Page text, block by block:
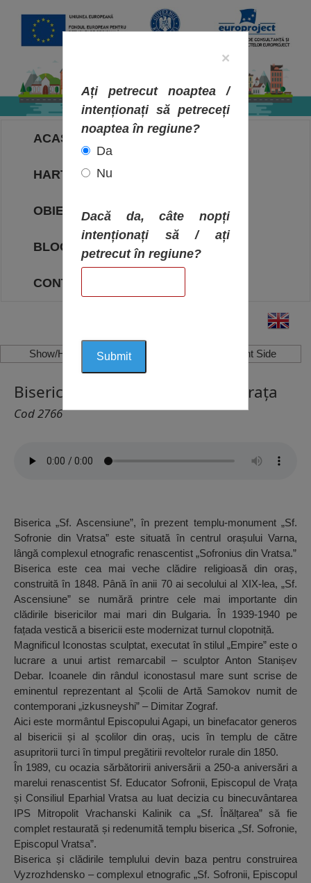
ACASA
HARTA OBIECTIVELOR
OBIECTIVE
BLOG
CONTACT
Show/Hide Left Side Show/Hide Right Side
Biserica “Sofronius” din Vrața, Vrața
Cod 2766
Biserica „Sf. Ascensiune”, în prezent templu-monument „Sf.
Sofronie din Vratsa” este situată în centrul orașului Varna,
lângă complexul etnografic renascentist „Sofronius din Vratsa.”
Biserica este cea mai veche clădire religioasă din oraș,
construită în 1848. Până în anii 70 ai secolului al XIX-lea, „Sf.
Ascensiune” se numără printre cele mai importante din
clădirile bisericilor mai mari din Bulgaria. În 1939-1940 pe
fațada vestică a bisericii este modernizat turnul clopotniță.
Magnificul Iconostas sculptat, executat în stilul „Empire” este o
lucrare a unui artist remarcabil – sculptor Anton Stanișev
Debar. Icoanele din rândul iconostasul mare sunt scrise de
eminentul reprezentant al Școlii de Artă Samokov numit de
contemporani „izkusneyshi” – Dimitar Zograf.
Aici este mormântul Episcopului Agapi, un binefacator generos
al bisericii și al școlilor din oraș, ucis în templu de către
asupritorii turci în timpul pregătirii revoltelor rurale din 1850.
În 1989, cu ocazia sărbătoririi aniversării a 250-a aniversări a
marelui renascentist Sf. Educator Sofronii, Episcopul de Vrața
și Consiliul Eparhial Vratsa au luat decizia cu binecuvântarea
IPS Mitropolit Vrachanski Kalinik ca „Sf. Înălțarea” să fie
complet restaurată și redenumită templu biserica „Sf. Sofronie,
Episcopul Vratsa”.
Biserica și clădirile templului devin baza pentru construirea
Vyzrozhdensko – complexul etnografic „Sf. Sofronii, Episcopul
×
Ați petrecut noaptea /
intenționați să petreceți
noaptea în regiune?
Da
Nu
Dacă da, câte nopți
intenționați să / ați
petrecut în regiune?